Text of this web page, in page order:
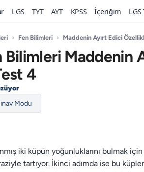
LGS TYT AYT KPSS İçeriğim
› Fen Bilimleri › Maddenin Ayırt Edici
Bilimleri Maddenin
4
Modu
iki küpün yoğunluklarını bulmak
tartıyor. İkinci adımda ise bu